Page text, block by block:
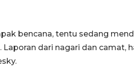
bencana, tentu sedang
dari nagari dan camat,